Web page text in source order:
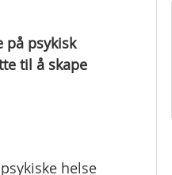
på psykisk
til å skape
helse